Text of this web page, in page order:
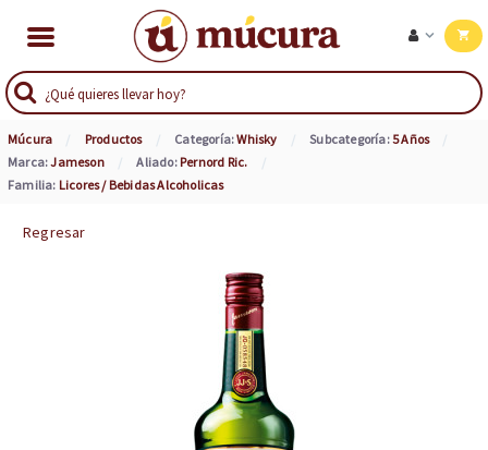
Múcura Productos Categoría:Whisky Subcategoría:5 Años
Marca:Jameson Aliado: Pernord Ric.
Familia: Licores / Bebidas Alcoholicas
Regresar